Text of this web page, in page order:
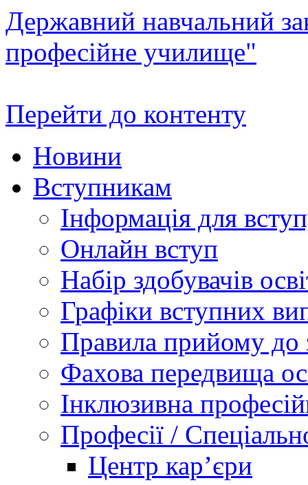
Державний навчальний
професійне училище"
Перейти до контенту
Новини
Вступникам
Інформація для
Онлайн вступ
Набір здобувачів
Графіки вступних
Правила прийому до
Фахова передвища
Інклюзивна
Професії /
Центр кар’єри